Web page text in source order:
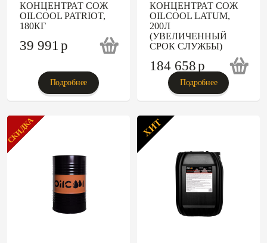
КОНЦЕНТРАТ СОЖ
OILCOOL PATRIOT,
180КГ
39 991p
Подробнее
КОНЦЕНТРАТ СОЖ
OILCOOL LATUM,
200Л
(УВЕЛИЧЕННЫЙ
СРОК СЛУЖБЫ)
184 658p
Подробнее
ХИТ
СКИДКА ХИТ